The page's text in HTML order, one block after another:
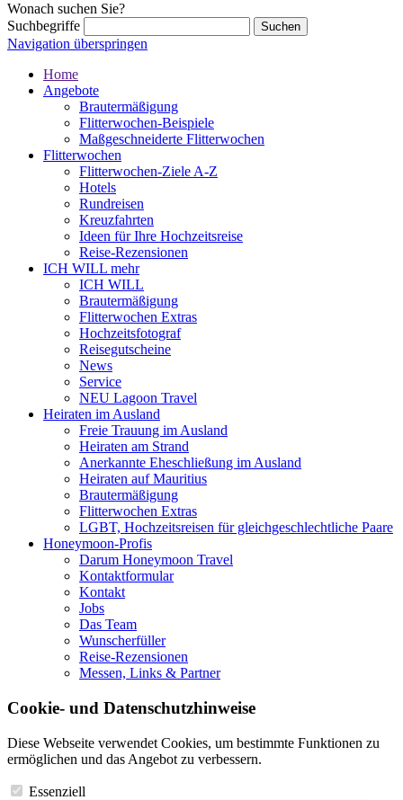
Wonach suchen Sie?
Suchbegriffe
Navigation überspringen
Home
Angebote
Brautermäßigung
Flitterwochen-Beispiele
Maßgeschneiderte Flitterwochen
Flitterwochen
Flitterwochen-Ziele A-Z
Hotels
Rundreisen
Kreuzfahrten
Ideen für Ihre Hochzeitsreise
Reise-Rezensionen
ICH WILL mehr
ICH WILL
Brautermäßigung
Flitterwochen Extras
Hochzeitsfotograf
Reisegutscheine
News
Service
NEU Lagoon Travel
Heiraten im Ausland
Freie Trauung im Ausland
Heiraten am Strand
Anerkannte Eheschließung im Ausland
Heiraten auf Mauritius
Brautermäßigung
Flitterwochen Extras
LGBT, Hochzeitsreisen für gleichgeschlechtliche Paare
Honeymoon-Profis
Darum Honeymoon Travel
Kontaktformular
Kontakt
Jobs
Das Team
Wunscherfüller
Reise-Rezensionen
Messen, Links & Partner
Cookie- und Datenschutzhinweise
Diese Webseite verwendet Cookies, um bestimmte Funktionen zu
ermöglichen und das Angebot zu verbessern.
Essenziell